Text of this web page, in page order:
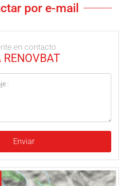
por e-mail
en contacto
RENOVBAT
Enviar